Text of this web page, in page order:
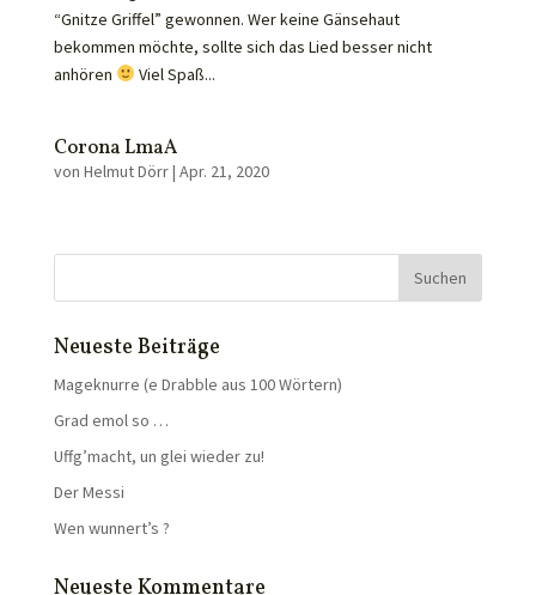
“Gnitze Griffel” gewonnen. Wer keine Gänsehaut
bekommen möchte, sollte sich das Lied besser nicht
anhören
Viel Spaß...
Corona LmaA
von Helmut Dörr| Apr. 21, 2020
Neueste Beiträge
Mageknurre (e Drabble aus 100 Wörtern)
Grad emol so …
Uffg’macht, un glei wieder zu!
Der Messi
Wen wunnert’s ?
Neueste Kommentare